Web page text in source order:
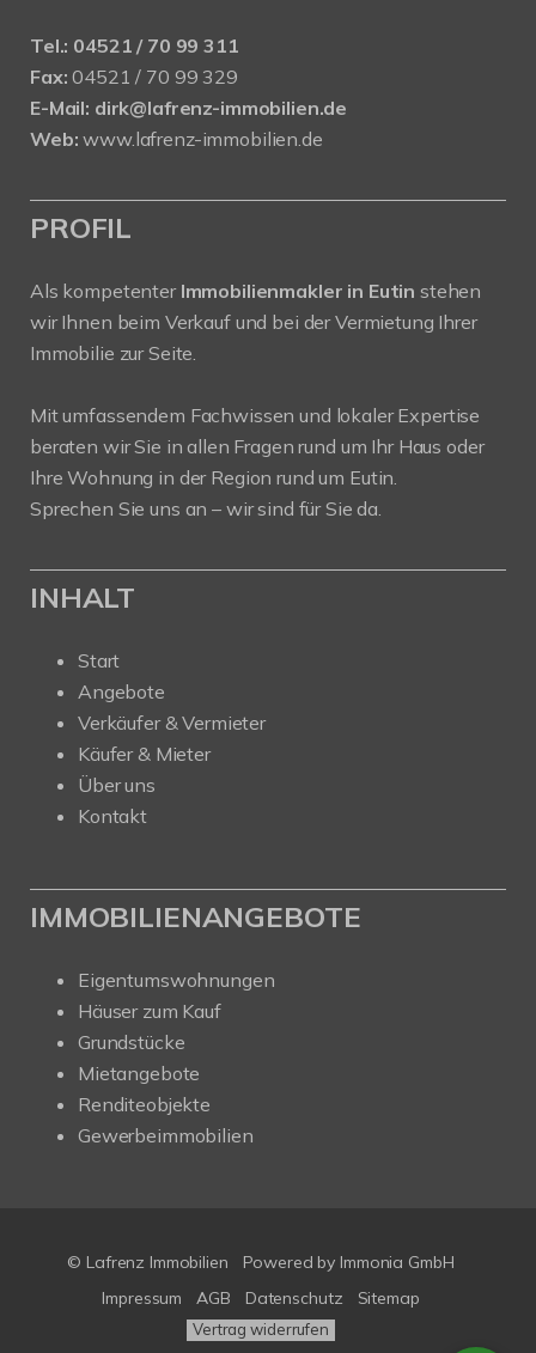
Tel.: 04521 / 70 99 311
Fax: 04521 / 70 99 329
E-Mail: dirk@lafrenz-immobilien.de
Web: www.lafrenz-immobilien.de
PROFIL
Als kompetenter Immobilienmakler in Eutin stehen
wir Ihnen beim Verkauf und bei der Vermietung Ihrer
Immobilie zur Seite.
Mit umfassendem Fachwissen und lokaler Expertise
beraten wir Sie in allen Fragen rund um Ihr Haus oder
Ihre Wohnung in der Region rund um Eutin.
Sprechen Sie uns an – wir sind für Sie da.
INHALT
Start
Angebote
Verkäufer & Vermieter
Käufer & Mieter
Über uns
Kontakt
IMMOBILIENANGEBOTE
Eigentumswohnungen
Häuser zum Kauf
Grundstücke
Mietangebote
Renditeobjekte
Gewerbeimmobilien
© Lafrenz Immobilien Powered by Immonia GmbH
Impressum
AGB Datenschutz Sitemap
Vertrag widerrufen